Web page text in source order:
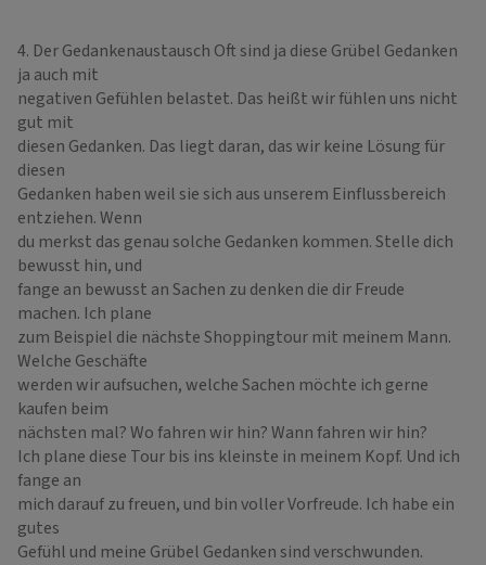
4. Der Gedankenaustausch Oft sind ja diese Grübel Gedanken
ja auch mit
negativen Gefühlen belastet. Das heißt wir fühlen uns nicht
gut mit
diesen Gedanken. Das liegt daran, das wir keine Lösung für
diesen
Gedanken haben weil sie sich aus unserem Einflussbereich
entziehen. Wenn
du merkst das genau solche Gedanken kommen. Stelle dich
bewusst hin, und
fange an bewusst an Sachen zu denken die dir Freude
machen. Ich plane
zum Beispiel die nächste Shoppingtour mit meinem Mann.
Welche Geschäfte
werden wir aufsuchen, welche Sachen möchte ich gerne
kaufen beim
nächsten mal? Wo fahren wir hin? Wann fahren wir hin?
Ich plane diese Tour bis ins kleinste in meinem Kopf. Und ich
fange an
mich darauf zu freuen, und bin voller Vorfreude. Ich habe ein
gutes
Gefühl und meine Grübel Gedanken sind verschwunden.